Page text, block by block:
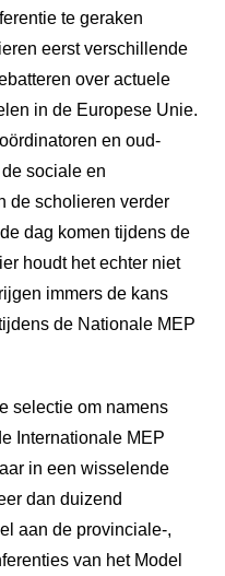
te geraken
eerst verschillende
over actuele
in de Europese Unie.
en oud-
sociale en
de scholieren verder
dag komen tijdens de
houdt het echter niet
immers de kans
de Nationale MEP
selectie om namens
Internationale MEP
in een wisselende
dan duizend
aan de provinciale-,
van het Model